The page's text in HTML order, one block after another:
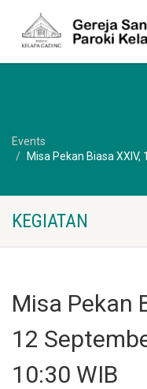
Events
Misa Pekan Biasa
KEGIATAN
Misa Pekan
12
10:30 WIB